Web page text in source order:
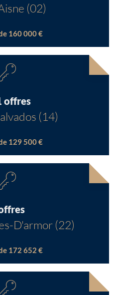
(02)
160 000 €
offres
(14)
129 500 €
D'armor (22)
172 652 €